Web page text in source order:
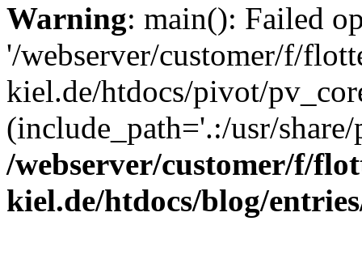
Warning: main(): Failed
'/webserver/customer/f/
kiel.de/htdocs/pivot/
(include_path='.:/usr/
/webserver/customer/f/
kiel.de/htdocs/blog/